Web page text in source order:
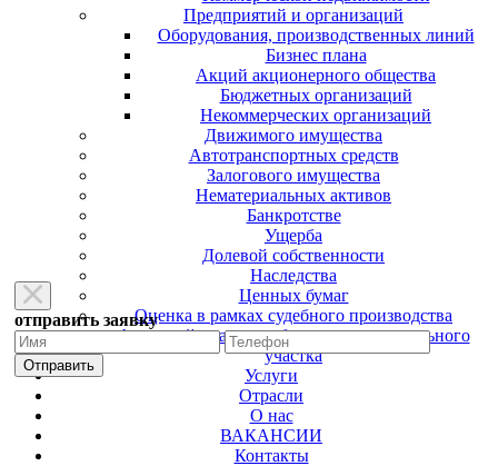
отправить заявку
Предприятий и организаций
Оборудования, производственных линий
Бизнес плана
Акций акционерного общества
Бюджетных организаций
Некоммерческих организаций
Движимого имущества
Автотранспортных средств
Залогового имущества
Нематериальных активов
Банкротстве
Ущерба
Долевой собственности
Наследства
Ценных бумаг
Оценка в рамках судебного производства
Арендной платы за оборудования, земельного
участка
Услуги
Отрасли
О нас
ВАКАНСИИ
Контакты